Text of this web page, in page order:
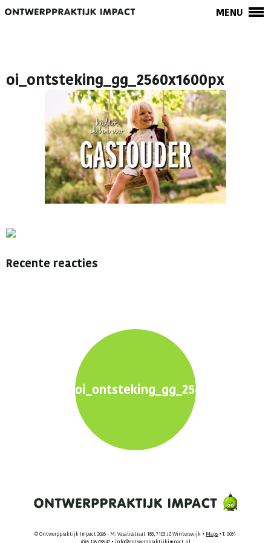
MENU
oi_ontsteking_gg_2560x1600px
Recente reacties
oi_ontsteking_gg_2560x1600px
© Ontwerppraktijk Impact 2026 - M. Vasalisstraat 183, 7103 JZ Winterswijk • Maps • T. 0031